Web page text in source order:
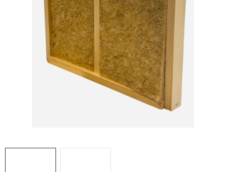
VÝROBKY Z VOSKU
DOPLNKY KU VČELÍM PRODUKTOM
MEDOVÉ CUKROVINKY